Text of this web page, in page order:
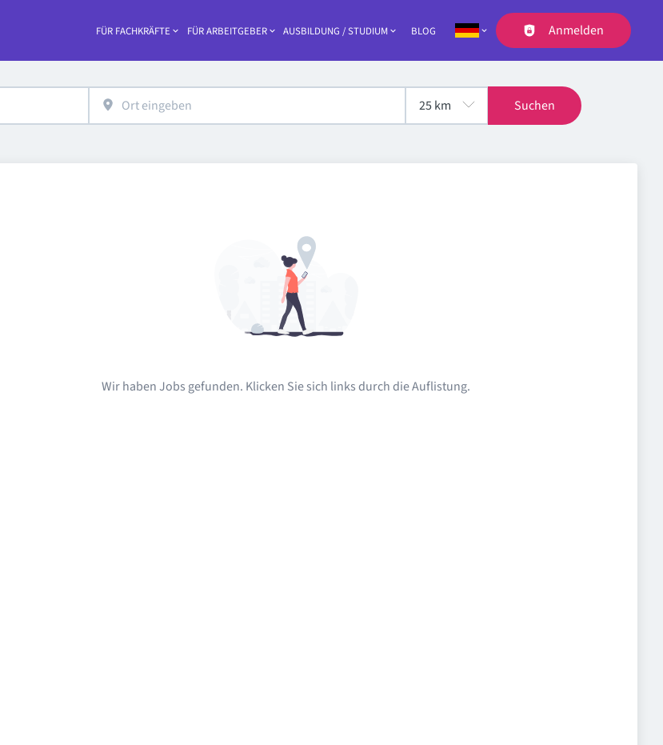
Haupt-Navigation
FÜR FACHKRÄFTE FÜR ARBEITGEBER AUSBILDUNG / STUDIUM BLOG Anmelden
Suchen
Wir haben Jobs gefunden. Klicken Sie sich links durch die Auflistung.